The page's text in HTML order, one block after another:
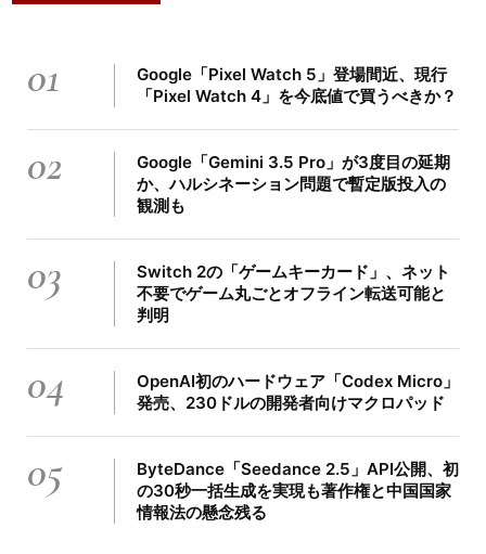
01
Google「Pixel Watch 5」登場間近、現行
「Pixel Watch 4」を今底値で買うべきか？
02
Google「Gemini 3.5 Pro」が3度目の延期
か、ハルシネーション問題で暫定版投入の
観測も
03
Switch 2の「ゲームキーカード」、ネット
不要でゲーム丸ごとオフライン転送可能と
判明
04
OpenAI初のハードウェア「Codex Micro」
発売、230ドルの開発者向けマクロパッド
05
ByteDance「Seedance 2.5」API公開、初
の30秒一括生成を実現も著作権と中国国家
情報法の懸念残る